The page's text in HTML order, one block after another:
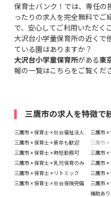
保育士バンク！では、専任の
ったりの求人を完全無料でご
で、安心してご利用いただく
大沢台小学童保育所の近くで
ている園はありますか？
大沢台小学童保育所がある東
報の一覧はこちらをご覧くだ
三鷹市の求人を特徴で
三鷹市 × 保育士 × 社会福祉法人
三鷹市 ×
三鷹市 × 保育士 × 新卒も歓迎
三鷹市 ×
三鷹市 × 保育士 × 時短勤務可
三鷹市 ×
三鷹市 × 保育士 × 乳児保育のみ
三鷹市 ×
三鷹市 × 保育士 × リトミック
三鷹市 ×
三鷹市 × 保育士 × 社会保険完備
三鷹市 ×
補助あり